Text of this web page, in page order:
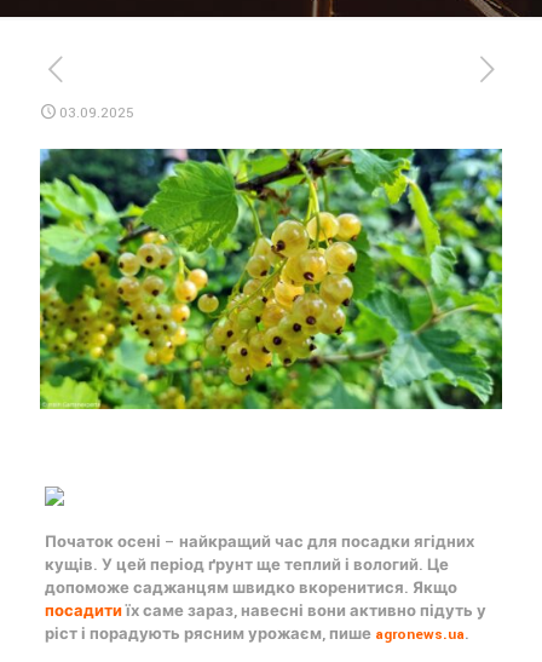
03.09.2025
Початок осені – найкращий час для посадки ягідних
кущів. У цей період ґрунт ще теплий і вологий. Це
допоможе саджанцям швидко вкоренитися. Якщо
посадитиїх саме зараз, навесні вони активно підуть у
ріст і порадують рясним урожаєм, пише agronews.ua.